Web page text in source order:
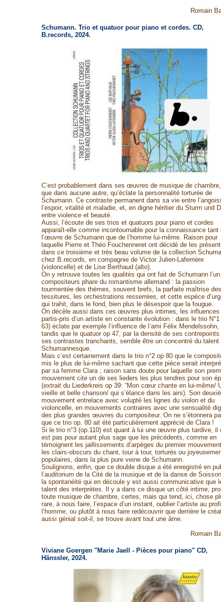
Romain
Schumann. Trio et quatuor pour piano et cordes. CD,
B.records, 2024.
C’est probablement dans ses œuvres de musique de
que dans aucune autre, qu’éclate la personnalité torturée de
Schumann. Ce contraste permanent dans sa vie entre
l’espoir, vitalité et maladie, et, en digne héritier du Sturm und
entre violence et beauté.
Aussi, l’écoute de ses trios et quatuors pour piano et cordes
apparaît-elle comme incontournable pour la connaissance tant
l’œuvre de Schumann que de l’homme lui-même. Raison pour
laquelle Pierre et Théo Fouchenneret ont décidé de les
dans ce troisième et très beau volume de la collection
chez B.records, en compagnie de Victor Julien-Laferrière
(violoncelle) et de Lise Berthaud (alto).
On y retrouve toutes les qualités qui ont fait de Schumann
compositeurs phare du romantisme allemand : la passion
tourmentée des thèmes, souvent brefs, la parfaite maîtrise des
tessitures, les orchestrations resserrées, et cette espèce
qui trahit, dans le fond, bien plus le désespoir que la fougue.
On décèle aussi dans ces œuvres plus intimes, les influences
partis-pris d’un artiste en constante évolution : dans le trio N°1
63) éclate par exemple l’influence de l’ami Félix Mendelssohn,
tandis que le quatuor op 47, par la densité de ses contrepoints
ses contrastes tranchants, semble être un concentré du talent
Schumannesque.
Mais c’est certainement dans le trio n°2 op 80 que le
mis le plus de lui-même sachant que cette pièce serait
par sa femme Clara ; raison sans doute pour laquelle son
mouvement cite un de ses lieders les plus tendres pour son
(extrait du Liederkreis op 39: “Mon cœur chante en lui-même/
vieille et belle chanson/ qui s’élance dans les airs). Son
mouvement entrelace avec volupté les lignes du violon et du
violoncelle, en mouvements contraires avec une sensualité
des plus grandes œuvres du compositeur. On ne s’étonnera
que ce trio op. 80 ait été particulièrement apprécié de Clara !
Si le trio n°3 (op.110) est quant à lui une œuvre plus tardive, il
est pas pour autant plus sage que les précédents, comme en
témoignent les jaillissements d’arpèges du premier
les clairs-obscurs du chant, tour à tour, torturés ou
populaires, dans la plus pure veine de Schumann.
Soulignons, enfin, que ce double disque a été enregistré en
l’auditorium de la Cité de la musique et de la danse de
la spontanéité qui en découle y est aussi communicative que
talent des interprètes. Il y a dans ce disque un côté intime,
toute musique de chambre, certes, mais qui tend, ici, chose
rare, à nous faire, l’espace d’un instant, oublier l’artiste au
l’homme, ou plutôt à nous faire redécouvrir que derrière le
aussi génial soit-il, se trouve avant tout une âme.
Romain
Viviane Goergen "Marie Jaell - Pièces pour piano" CD,
Hänssler, 2024.